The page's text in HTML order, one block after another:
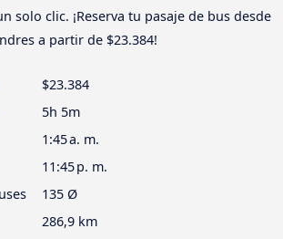
solo clic. ¡Reserva tu pasaje de bus desde
a partir de $23.384!
$23.384
5h 5m
1:45 a. m.
11:45 p. m.
135 Ø
286,9 km